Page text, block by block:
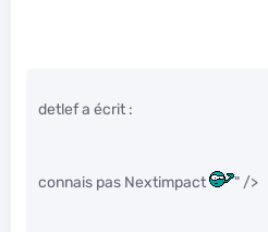
detlef a écrit :
connais pas Nextimpact " />